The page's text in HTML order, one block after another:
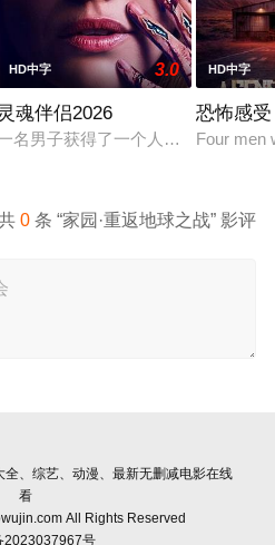
full of violence and abuse
HD中字 3.0
灵魂伴侣2026
名男子获得了一个人工智能机器人
HD中字
恐怖感受
Four men
0 条 “家园·重返地球之战” 影评
全、综艺、动漫、最新无删减电影在线
看
All Rights Reserved
2023037967号